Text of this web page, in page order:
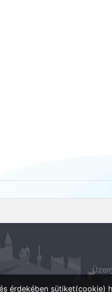
érdekében sütiket(cookie)